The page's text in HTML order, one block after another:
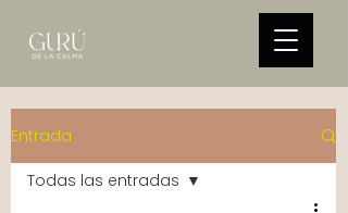
Entrada
Todas las entradas